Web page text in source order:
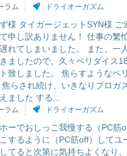
ラム ドライオーガズム
様 タイガージェットSYN様 ご
申し訳ありません！ 仕事の繁
れてしまいました。 また、一
ましたので、久々ペリダイス
致しました。 焦らすようなペ
焦らされ続け、いきなりプロガ
ました する...
ラム ドライオーガズム
ーでおしっこ我慢する（PC筋
するように（PC筋off）してユ
てると次第に気持ちよくなり